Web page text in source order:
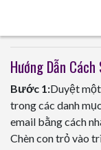
Hướng Dẫn Cách
Bước 1:Duyệt
trong các danh
email bằng cách
Chèn con trỏ vào